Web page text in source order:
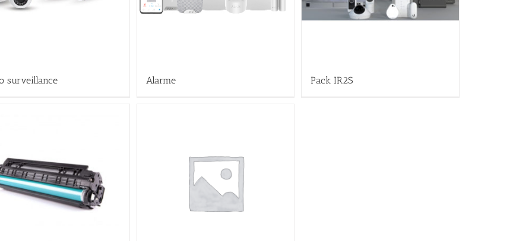
surveillance Alarme Pack IR2S